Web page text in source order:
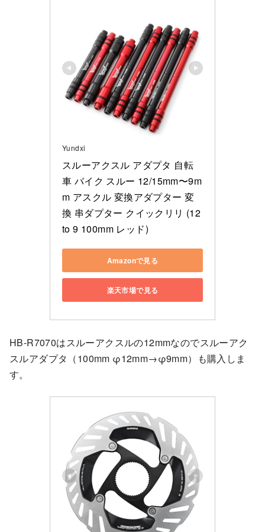
Yundxi
スルーアクスル アダプタ 自転
車 バイク スルー 12/15mm〜9m
m アスクル 変換アダプター 変
換 串ダプター クイックリリ (12
to 9 100mm レッド)
Amazonで見る
楽天市場で見る
HB-R7070はスルーアクスルの12mmなのでスルーアク
スルアダプタ（100mm φ12mm→φ9mm）も購入しま
す。